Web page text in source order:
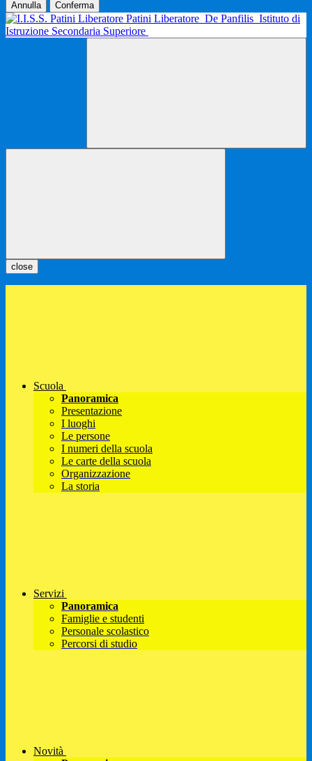
Annulla Conferma
Patini Liberatore De Panfilis Istituto di
Istruzione Secondaria Superiore
close
Scuola
Panoramica
Presentazione
I luoghi
Le persone
I numeri della scuola
Le carte della scuola
Organizzazione
La storia
Servizi
Panoramica
Famiglie e studenti
Personale scolastico
Percorsi di studio
Novità